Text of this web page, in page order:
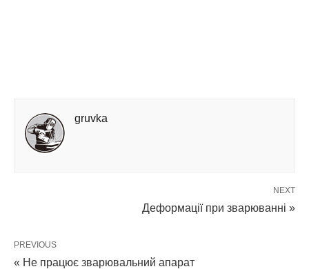
gruvka
NEXT
Деформації при зварюванні »
PREVIOUS
« Не працює зварювальний апарат